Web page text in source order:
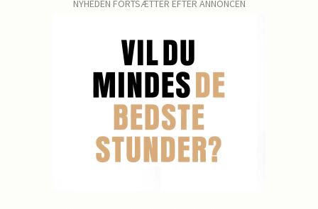
NYHEDEN FORTSÆTTER EFTER ANNONCEN